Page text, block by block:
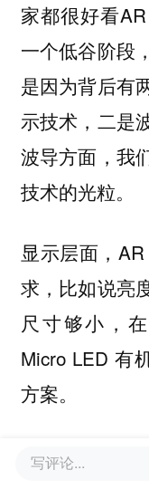
家都很好看
一个低谷阶段
是因为背后有
示技术，二是
波导方面，我
技术的光粒。
显示层面，
求，比如说亮
尺寸够小，
Micro LED 有
方案。
之所以选择
写评论...